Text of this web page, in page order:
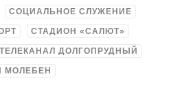
СОЦИАЛЬНОЕ СЛУЖЕНИЕ
СТАДИОН «САЛЮТ»
ТЕЛЕКАНАЛ ДОЛГОПРУДНЫЙ
МОЛЕБЕН